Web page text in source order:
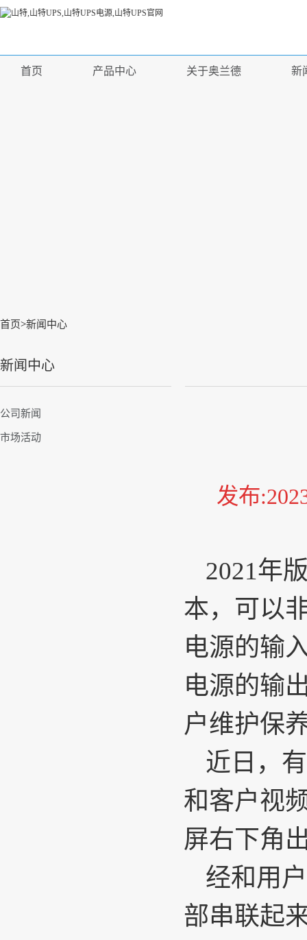
首页 产品中心 关于奥兰德 新
首页>新闻中心
新闻中心
公司新闻
市场活动
发布
2021年
本，可以
电源的输
电源的输
户维护保
近日，
和客户视
屏右下角
经和用
部串联起